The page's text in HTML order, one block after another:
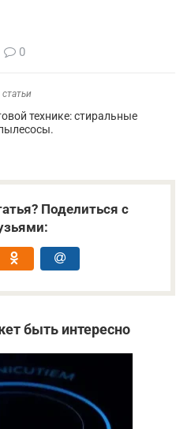
0
технике: стиральные
Поделиться с
быть интересно